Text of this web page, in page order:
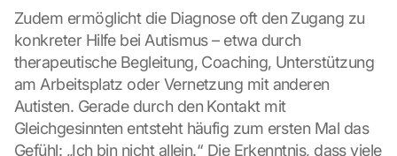
Zudem ermöglicht die Diagnose oft den Zugang zu
konkreter Hilfe bei Autismus – etwa durch
therapeutische Begleitung, Coaching, Unterstützung
am Arbeitsplatz oder Vernetzung mit anderen
Autisten. Gerade durch den Kontakt mit
Gleichgesinnten entsteht häufig zum ersten Mal das
Gefühl: „Ich bin nicht allein.“ Die Erkenntnis, dass viele